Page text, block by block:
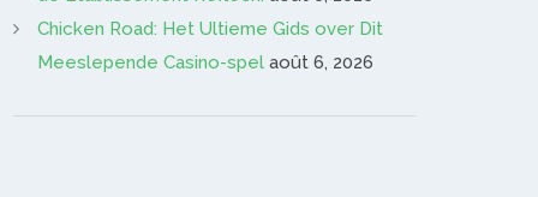
Chicken Road: Het Ultieme Gids over Dit
Meeslepende Casino-spel août 6, 2026